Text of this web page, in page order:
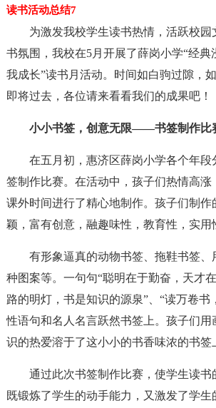
读书活动总结7
为激发我校学生读书热情，活跃校园
书氛围，我校在5月开展了薛岗小学“经典
我成长”读书月活动。时间如白驹过隙，
即将过去，各位请来看看我们的成果吧！
小小书签，创意无限——书签制作比
在五月初，惠济区薛岗小学各个年段
签制作比赛。在活动中，孩子们热情高涨
课外时间进行了精心地制作。孩子们制作
颖，富有创意，融趣味性，教育性，实用
有形象逼真的动物书签、拖鞋书签、
种图案等。一句句“聪明在于勤奋，天才
路的明灯，书是知识的源泉”、“读万卷书
性语句和名人名言跃然书签上。孩子们用
识的热爱溶于了这小小的书香味浓的书签
通过此次书签制作比赛，使学生读书
既锻炼了学生的动手能力，又激发了学生